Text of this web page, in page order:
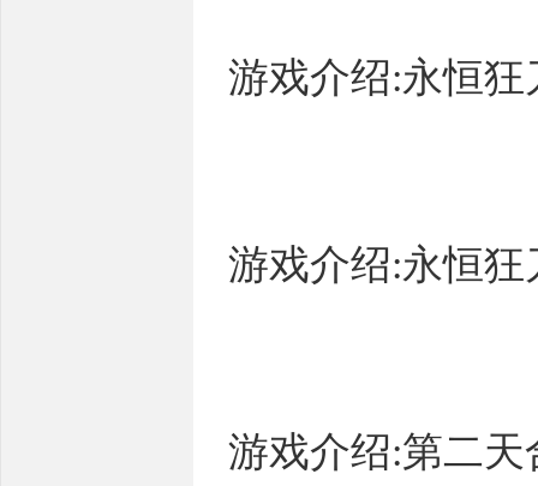
游戏介绍:永恒
游戏介绍:永恒
游戏介绍:第二